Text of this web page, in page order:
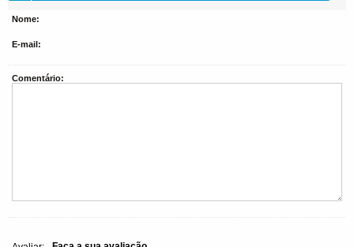
Nome:
E-mail:
Comentário: